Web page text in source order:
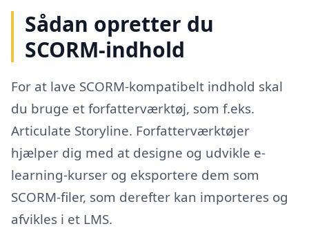
Sådan opretter du
SCORM-indhold
For at lave SCORM-kompatibelt indhold skal
du bruge et forfatterværktøj, som f.eks.
Articulate Storyline. Forfatterværktøjer
hjælper dig med at designe og udvikle e-
learning-kurser og eksportere dem som
SCORM-filer, som derefter kan importeres og
afvikles i et LMS.